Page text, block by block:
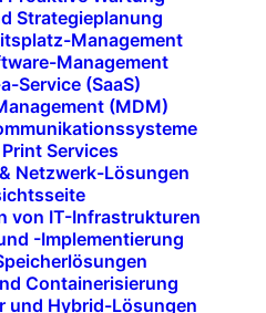
Strategieplanung
Management
Management
Service (SaaS)
(MDM)
Services
Netzwerk-Lösungen
von IT-Infrastrukturen
-Implementierung
Containerisierung
und Hybrid-Lösungen
die Freiheit zu geben,
Ideen in einer
zu entwickeln.
für den